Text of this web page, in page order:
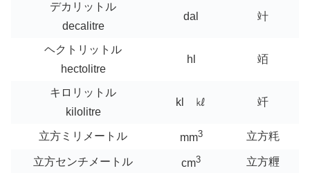
デカリットル
decalitre
dal 竍
ヘクトリットル
hectolitre
hl 竡
キロリットル
kilolitre
kl ㎘ 竏
立方ミリメートル mm3 立方粍
立方センチメートル cm3 立方糎